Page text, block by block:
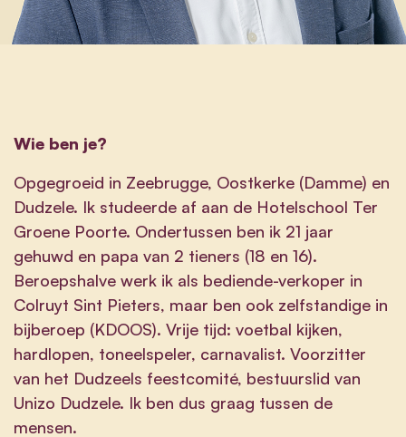
Wie ben je?
Opgegroeid in Zeebrugge, Oostkerke (Damme) en
Dudzele. Ik studeerde af aan de Hotelschool Ter
Groene Poorte. Ondertussen ben ik 21 jaar
gehuwd en papa van 2 tieners (18 en 16).
Beroepshalve werk ik als bediende-verkoper in
Colruyt Sint Pieters, maar ben ook zelfstandige in
bijberoep (KDOOS). Vrije tijd: voetbal kijken,
hardlopen, toneelspeler, carnavalist. Voorzitter
van het Dudzeels feestcomité, bestuurslid van
Unizo Dudzele. Ik ben dus graag tussen de
mensen.